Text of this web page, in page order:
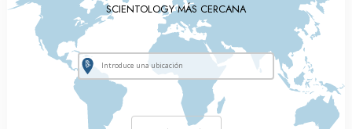
SCIENTOLOGY MÁS CERCANA